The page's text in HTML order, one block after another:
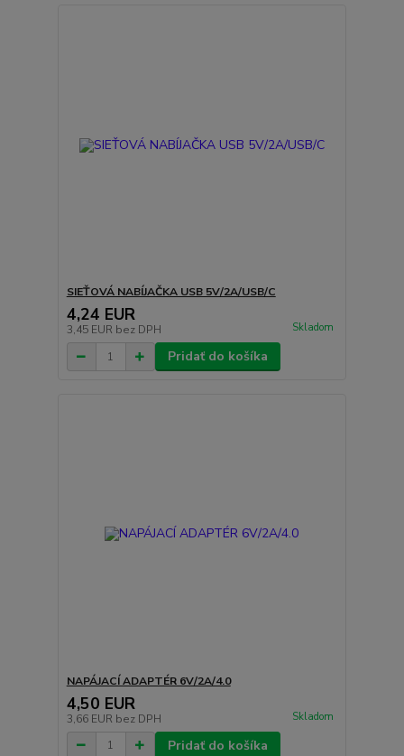
SIEŤOVÁ NABÍJAČKA USB 5V/2A/USB/C
4,24 EUR
3,45 EUR bez DPH Skladom
Pridať do košíka
NAPÁJACÍ ADAPTÉR 6V/2A/4.0
4,50 EUR
3,66 EUR bez DPH Skladom
Pridať do košíka